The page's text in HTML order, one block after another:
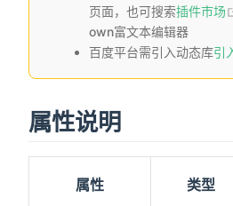
页面，也可搜索插件市场
own富文本编辑器
百度平台需引入动态库引
属性说明
属性 类型